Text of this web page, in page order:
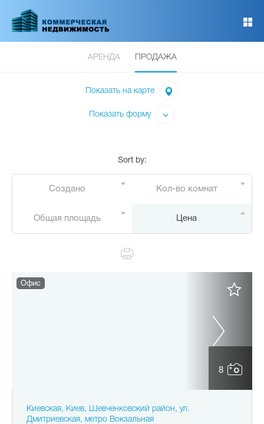
основному
АРЕНДА ПРОДАЖА
Показать на карте
Показать форму
Sort by:
Создано Кол-во комнат
Общая площадь Цена
8
Офис
Киевская, Киев, Шевченковский район, ул.
Дмитриевская, метро Вокзальная